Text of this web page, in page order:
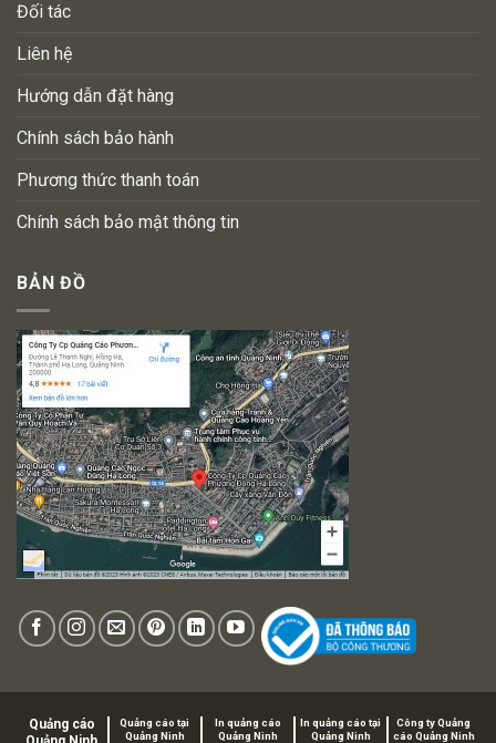
Đối tác
Liên hệ
Hướng dẫn đặt hàng
Chính sách bảo hành
Phương thức thanh toán
Chính sách bảo mật thông tin
BẢN ĐỒ
Quảng cáo
Quảng cáo tại
Quảng Ninh
In quảng cáo
Quảng Ninh
In quảng cáo tại
Quảng Ninh
Công ty Quảng
cáo Quảng Ninh